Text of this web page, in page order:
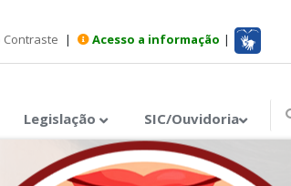
Contraste | Acesso a informação |
Legislação SIC/Ouvidoria